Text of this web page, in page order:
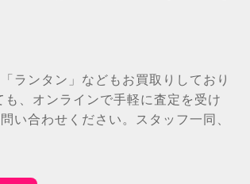
ランタン」などもお買取りしており
、オンラインで手軽に査定を受け
い合わせください。スタッフ一同、